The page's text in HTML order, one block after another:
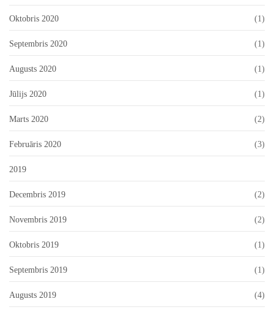
Oktobris 2020 (1)
Septembris 2020 (1)
Augusts 2020 (1)
Jūlijs 2020 (1)
Marts 2020 (2)
Februāris 2020 (3)
2019
Decembris 2019 (2)
Novembris 2019 (2)
Oktobris 2019 (1)
Septembris 2019 (1)
Augusts 2019 (4)